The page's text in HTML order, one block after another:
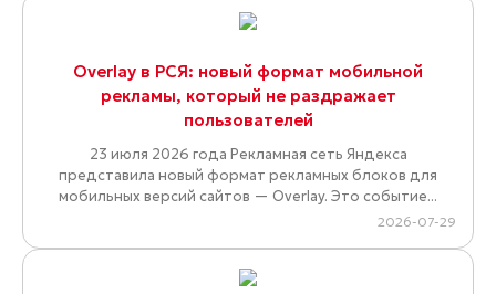
Overlay в РСЯ: новый формат мобильной
рекламы, который не раздражает
пользователей
23 июля 2026 года Рекламная сеть Яндекса
представила новый формат рекламных блоков для
мобильных версий сайтов — Overlay. Это событие...
2026-07-29